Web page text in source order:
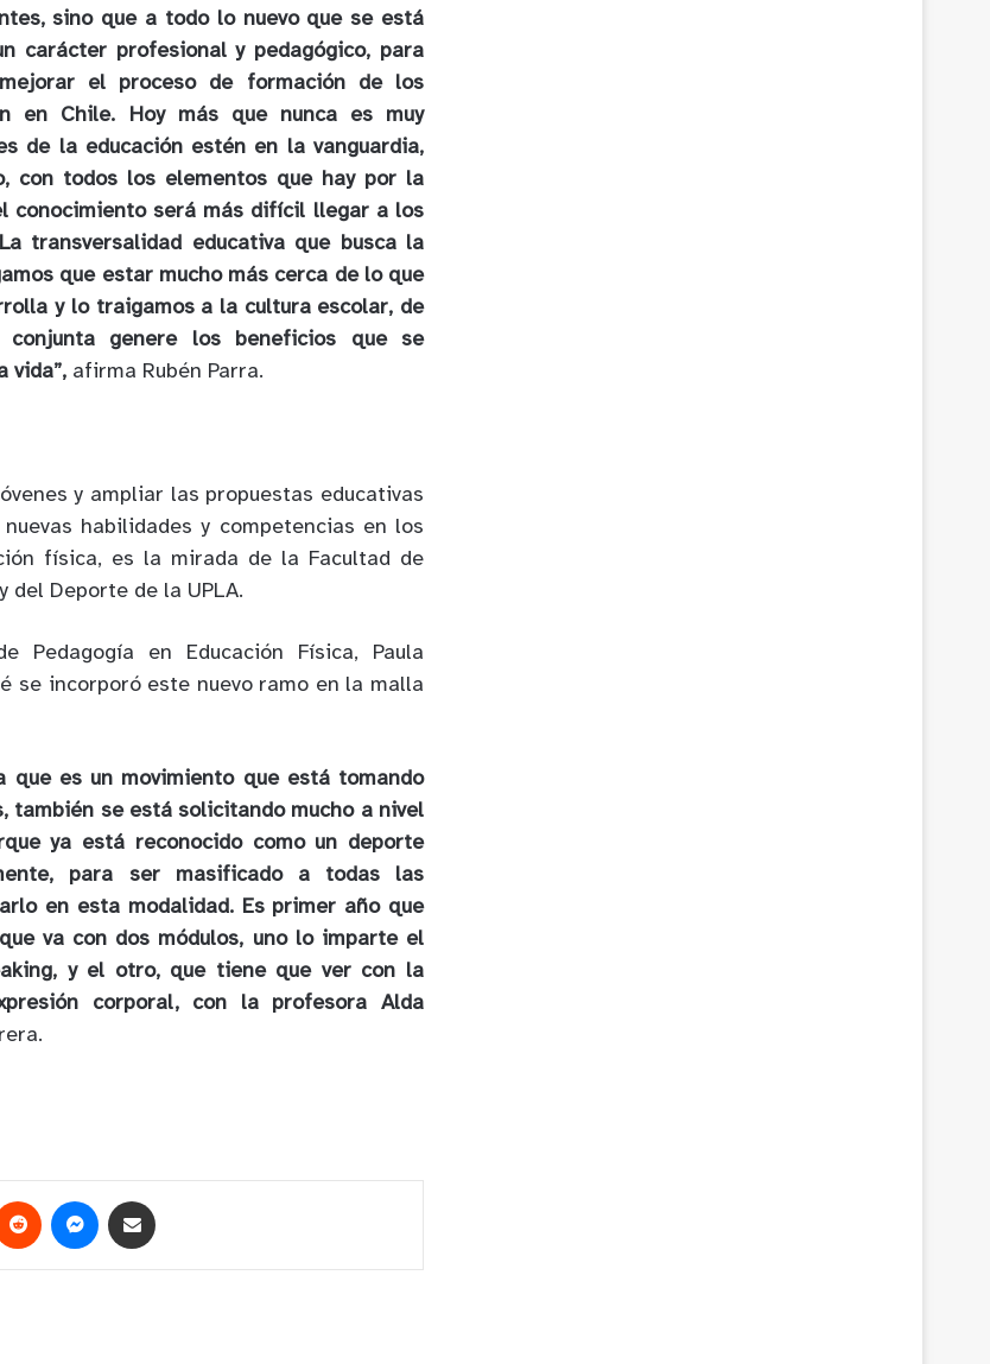
sino que a todo lo nuevo que se está
carácter profesional y pedagógico, para
el proceso de formación de los
en Chile. Hoy más que nunca es muy
de la educación estén en la vanguardia,
con todos los elementos que hay por la
conocimiento será más difícil llegar a los
transversalidad educativa que busca la
que estar mucho más cerca de lo que
y lo traigamos a la cultura escolar, de
genere los beneficios que se
vida”, afirma Rubén Parra.
y ampliar las propuestas educativas
habilidades y competencias en los
física, es la mirada de la Facultad de
del Deporte de la UPLA.
en Educación Física, Paula
se incorporó este nuevo ramo en la malla
que es un movimiento que está tomando
también se está solicitando mucho a nivel
ya está reconocido como un deporte
para ser masificado a todas las
en esta modalidad. Es primer año que
va con dos módulos, uno lo imparte el
y el otro, que tiene que ver con la
corporal, con la profesora Alda